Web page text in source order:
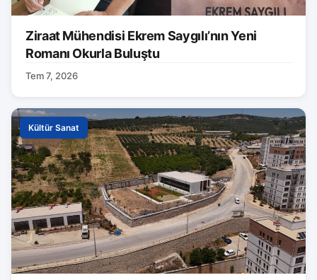
Ziraat Mühendisi Ekrem Saygılı’nın Yeni
Romanı Okurla Buluştu
Tem 7, 2026
Kültür Sanat